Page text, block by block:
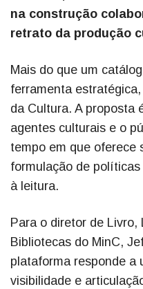
na construção
retrato da produção
Mais do que um
ferramenta
da Cultura. A proposta
agentes culturais e o
tempo em que oferece
formulação de
à leitura.
Para o diretor de
Bibliotecas do MinC,
plataforma responde a
visibilidade e